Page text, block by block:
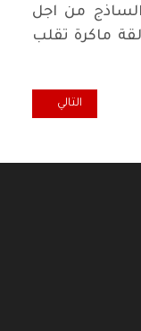
من اجل
ماكرة تقلب
الثقافي: الصراع بين
المقال التالي:
التالي